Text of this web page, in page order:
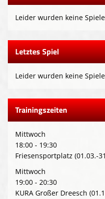
Leider wurden keine
Letztes Spiel
Leider wurden keine
Trainingszeiten
Mittwoch
18:00 - 19:30
Friesensportplatz (01.03.-
Mittwoch
19:00 - 20:30
KURA Großer Dreesch